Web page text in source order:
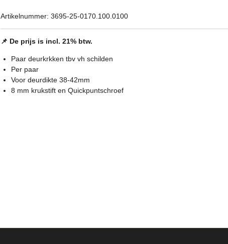
Artikelnummer: 3695-25-0170.100.0100
📌 De prijs is incl. 21% btw.
Paar deurkrkken tbv vh schilden
Per paar
Voor deurdikte 38-42mm
8 mm krukstift en Quickpuntschroef